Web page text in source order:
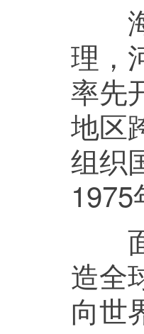
海
理，
率先
地区
组织
面
造全
向世